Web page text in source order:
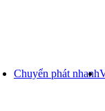
Chuyển phát nhanh